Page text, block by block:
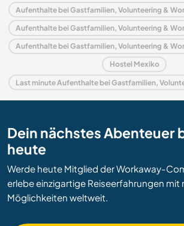
Hostel Mexiko
Dein nächstes Abenteuer
heute
Werde heute Mitglied der Workaway-
erlebe einzigartige Reiseerfahrungen
Möglichkeiten weltweit.